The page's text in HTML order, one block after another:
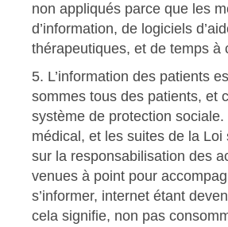
non appliqués parce que les
d’information, de logiciels
thérapeutiques, et de temps à
5. L’information des patients
sommes tous des patients, et
système de protection
médical, et les suites de la Loi
sur la responsabilisation des
venues à point pour
s’informer, internet étant
cela signifie, non pas